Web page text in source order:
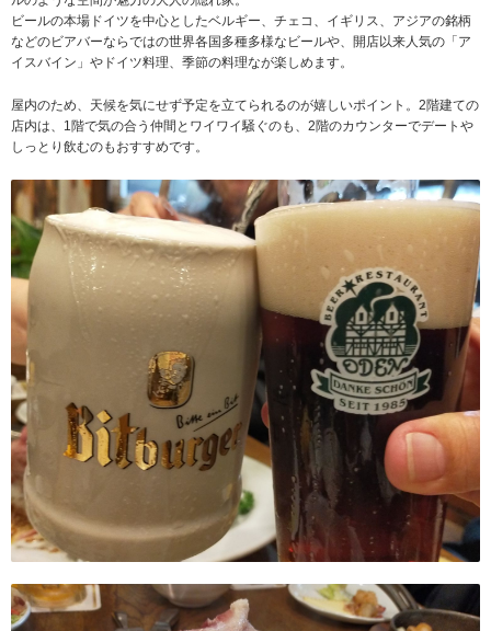
ビールの本場ドイツを中心としたベルギー、チェコ、イギリス、アジアの銘柄
などのビアバーならではの世界各国多種多様なビールや、開店以来人気の「ア
イスバイン」やドイツ料理、季節の料理なが楽しめます。
屋内のため、天候を気にせず予定を立てられるのが嬉しいポイント。2階建ての
店内は、1階で気の合う仲間とワイワイ騒ぐのも、2階のカウンターでデートや
しっとり飲むのもおすすめです。